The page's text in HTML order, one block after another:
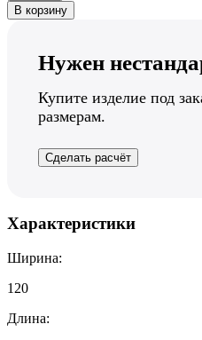
В корзину
Нужен
Купите изделие под
размерам.
Сделать расчёт
Характеристики
Ширина:
120
Длина: